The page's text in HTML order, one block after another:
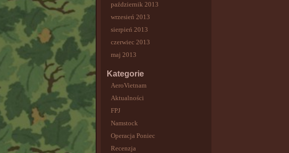
październik 2013
wrzesień 2013
sierpień 2013
czerwiec 2013
maj 2013
Kategorie
AeroVietnam
Aktualności
FPJ
Namstock
Operacja Poniec
Recenzja